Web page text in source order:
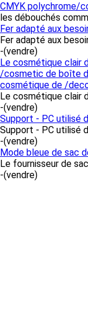
CMYK polychrome/
les débouchés
Fer adapté aux
Fer adapté aux
-(vendre)
Le cosmétique clair
/cosmetic de boîte
cosmétique de /
Le cosmétique clair
-(vendre)
Support - PC utilisé
Support - PC utilisé
-(vendre)
Mode bleue de sac
Le fournisseur de
-(vendre)